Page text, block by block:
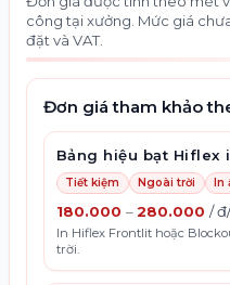
nhanh và tiết kiệm chi phí
Chiến dịch quảng cáo
trương hoặc sự kiện
Bạt Hiflex Frontlit hoặc
In solvent hoặc UV, ép
Cửa hàng hoạt động
Thương hiệu muốn tăng
lẫn đêm
Khung sắt hoặc nhôm
phân giải cao
Đèn LED chiếu trong,
công tại xưởng. Mức giá
đặt và VAT.
Đơn giá tham khảo
Bảng hiệu bạt Hiflex
Tiết kiệm
Ngoài trời In
180.000 – 280.000 /
In Hiflex Frontlit hoặc
trời.